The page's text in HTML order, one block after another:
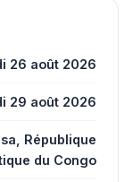
26 août 2026
29 août 2026
République
du Congo